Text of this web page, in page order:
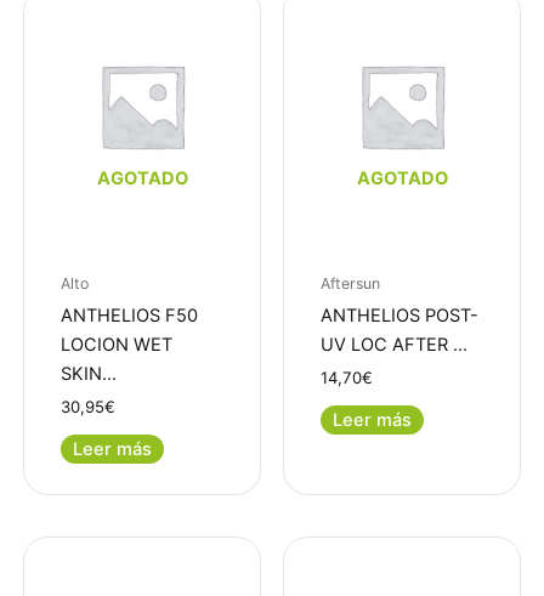
AGOTADO
Alto
ANTHELIOS F50
LOCION WET
SKIN…
30,95€
Leer más
AGOTADO
Aftersun
ANTHELIOS POST-
UV LOC AFTER …
14,70€
Leer más